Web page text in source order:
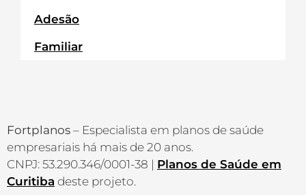
Adesão
Familiar
Fortplanos – Especialista em planos de saúde
empresariais há mais de 20 anos.
CNPJ: 53.290.346/0001-38 | Planos de Saúde em
Curitiba deste projeto.